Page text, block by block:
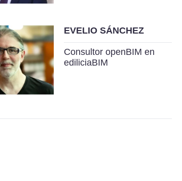
EVELIO SÁNCHEZ
Consultor openBIM en
ediliciaBIM